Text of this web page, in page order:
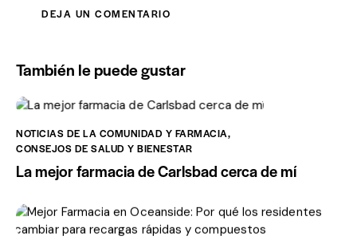
También le puede gustar
NOTICIAS DE LA COMUNIDAD Y FARMACIA,
CONSEJOS DE SALUD Y BIENESTAR
La mejor farmacia de Carlsbad cerca de mí